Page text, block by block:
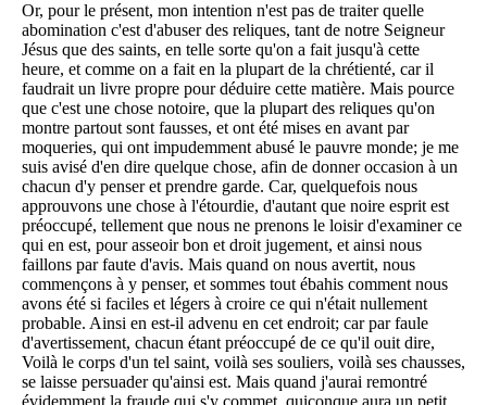
Or, pour le présent, mon intention n'est pas de traiter quelle
abomination c'est d'abuser des reliques, tant de notre Seigneur
Jésus que des saints, en telle sorte qu'on a fait jusqu'à cette
heure, et comme on a fait en la plupart de la chrétienté, car il
faudrait un livre propre pour déduire cette matière. Mais pource
que c'est une chose notoire, que la plupart des reliques qu'on
montre partout sont fausses, et ont été mises en avant par
moqueries, qui ont impudemment abusé le pauvre monde; je me
suis avisé d'en dire quelque chose, afin de donner occasion à un
chacun d'y penser et prendre garde. Car, quelquefois nous
approuvons une chose à l'étourdie, d'autant que noire esprit est
préoccupé, tellement que nous ne prenons le loisir d'examiner ce
qui en est, pour asseoir bon et droit jugement, et ainsi nous
faillons par faute d'avis. Mais quand on nous avertit, nous
commençons à y penser, et sommes tout ébahis comment nous
avons été si faciles et légers à croire ce qui n'était nullement
probable. Ainsi en est-il advenu en cet endroit; car par faule
d'avertissement, chacun étant préoccupé de ce qu'il ouit dire,
Voilà le corps d'un tel saint, voilà ses souliers, voilà ses chausses,
se laisse persuader qu'ainsi est. Mais quand j'aurai remontré
évidemment la fraude qui s'y commet, quiconque aura un petit